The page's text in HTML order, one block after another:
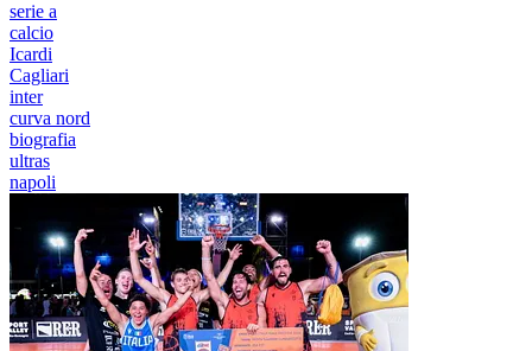
serie a
calcio
Icardi
Cagliari
inter
curva nord
biografia
ultras
napoli